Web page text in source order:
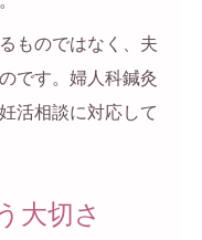
ものではなく、夫
です。婦人科鍼灸
活相談に対応して
大切さ